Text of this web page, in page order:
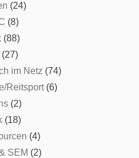
(24)
(8)
(88)
im Netz (74)
Reitsport(6)
(2)
(18)
(4)
SEM (2)